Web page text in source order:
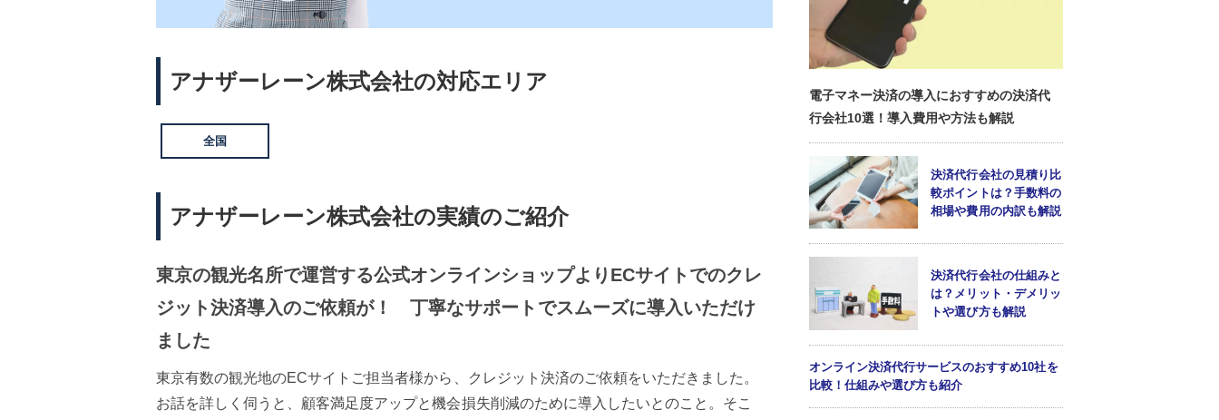
アナザーレーン株式会社の対応エリア
全国
アナザーレーン株式会社の実績のご紹介
東京の観光名所で運営する公式オンラインショップよりECサイトでのクレ
ジット決済導入のご依頼が！ 丁寧なサポートでスムーズに導入いただけ
ました
東京有数の観光地のECサイトご担当者様から、クレジット決済のご依頼をいただきました。
お話を詳しく伺うと、顧客満足度アップと機会損失削減のために導入したいとのこと。そこ
電子マネー決済の導入におすすめの決済代
行会社10選！導入費用や方法も解説
決済代行会社の見積り比
較ポイントは？手数料の
相場や費用の内訳も解説
決済代行会社の仕組みと
は？メリット・デメリッ
トや選び方も解説
オンライン決済代行サービスのおすすめ10社を
比較！仕組みや選び方も紹介